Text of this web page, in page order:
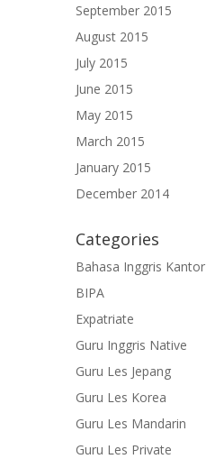
September 2015
August 2015
July 2015
June 2015
May 2015
March 2015
January 2015
December 2014
Categories
Bahasa Inggris Kantor
BIPA
Expatriate
Guru Inggris Native
Guru Les Jepang
Guru Les Korea
Guru Les Mandarin
Guru Les Private